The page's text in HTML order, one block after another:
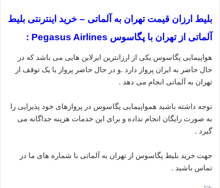
بلیط ارزان قیمت تهران به آلماتی – خرید اینترنتی بلیط
آلماتی از تهران با پگاسوس Pegasus Airlines :
هواپیمایی پگاسوس یکی از ارزانترین ایرلاین هایی می باشد که در
حال حاضر به ایران پرواز دارد .و در حال حاضر پرواز با یک توقف از
تهران به آلماتی انجام می دهد .
توجه داشته باشید همواپیمایی پگاسوس در پروازهای خود پذیرایی را
به صورت رایگان انجام نداده و برای این خدمات هزینه جداگانه می
گیرد .
جهت خرید بلیط پگاسوس از تهران به آلماتی با شماره های ما در
تماس باشید .